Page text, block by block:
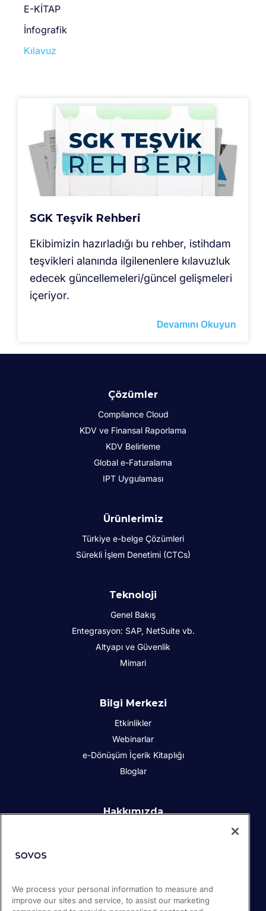
E-KİTAP
İnfografik
Kılavuz
SGK Teşvik Rehberi
Ekibimizin hazırladığı bu rehber, istihdam
teşvikleri alanında ilgilenenlere kılavuzluk
edecek güncellemeleri/güncel gelişmeleri
içeriyor.
Devamını Okuyun
Çözümler
Compliance Cloud
KDV ve Finansal Raporlama
KDV Belirleme
Global e-Faturalama
IPT Uygulaması
Ürünlerimiz
Türkiye e-belge Çözümleri
Sürekli İşlem Denetimi (CTCs)
Teknoloji
Genel Bakış
Entegrasyon: SAP, NetSuite vb.
Altyapı ve Güvenlik
Mimari
Bilgi Merkezi
Etkinlikler
Webinarlar
e-Dönüşüm İçerik Kitaplığı
Bloglar
Hakkımızda
Kariyer
We process your personal information to measure and
improve our sites and service, to assist our marketing